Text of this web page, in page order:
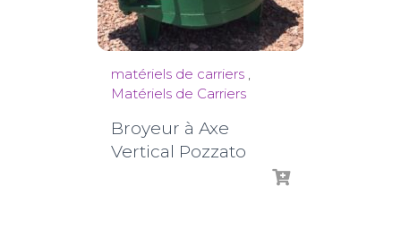
matériels de carriers ,
Matériels de Carriers
Broyeur à Axe
Vertical Pozzato